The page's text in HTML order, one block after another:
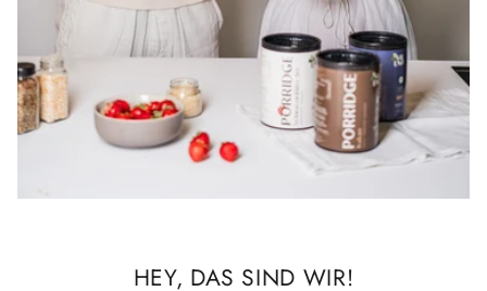
HEY, DAS SIND WIR!